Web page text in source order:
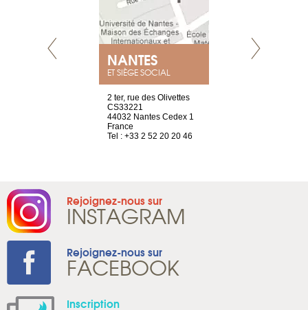
NANTES
ET SIÈGE SOCIAL
2 ter, rue des Olivettes
CS33221
44032 Nantes Cedex 1
France
Tel : +33 2 52 20 20 46
Rejoignez-nous sur
INSTAGRAM
Rejoignez-nous sur
FACEBOOK
Inscription